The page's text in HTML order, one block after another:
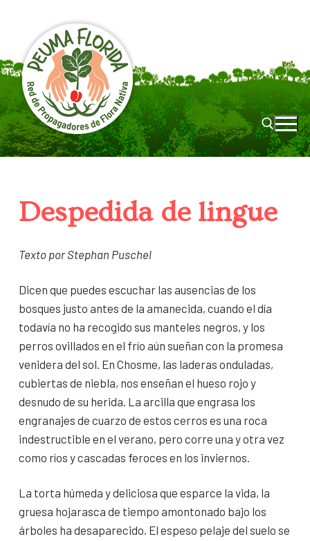
Despedida de lingue
Texto por Stephan Puschel
Dicen que puedes escuchar las ausencias de los
bosques justo antes de la amanecida, cuando el día
todavía no ha recogido sus manteles negros, y los
perros ovillados en el frío aún sueñan con la promesa
venidera del sol. En Chosme, las laderas onduladas,
cubiertas de niebla, nos enseñan el hueso rojo y
desnudo de su herida. La arcilla que engrasa los
engranajes de cuarzo de estos cerros es una roca
indestructible en el verano, pero corre una y otra vez
como ríos y cascadas feroces en los inviernos.
La torta húmeda y deliciosa que esparce la vida, la
gruesa hojarasca de tiempo amontonado bajo los
árboles ha desaparecido. El espeso pelaje del suelo se